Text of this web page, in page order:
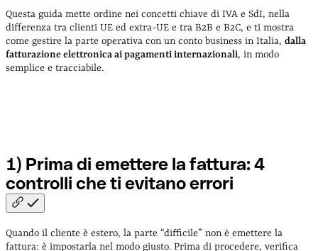
Questa guida mette ordine nei concetti chiave di IVA e SdI, nella
differenza tra clienti UE ed extra-UE e tra B2B e B2C, e ti mostra
come gestire la parte operativa con un conto business in Italia, dalla
fatturazione elettronica ai pagamenti internazionali, in modo
semplice e tracciabile.
1) Prima di emettere la fattura: 4
controlli che ti evitanoerrori
Quando il cliente è estero, la parte “difficile” non è emettere la
fattura: è impostarla nel modo giusto. Prima di procedere, verifica